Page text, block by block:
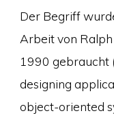
Der Begriff
Arbeit von
1990 gebraucht
designing
object-oriented